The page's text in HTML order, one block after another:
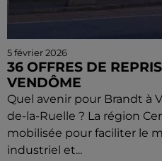
5 février 2026
36 OFFRES DE
VENDÔME
Quel avenir pour Brandt à
de-la-Ruelle ? La région
mobilisée pour faciliter le
industriel et...